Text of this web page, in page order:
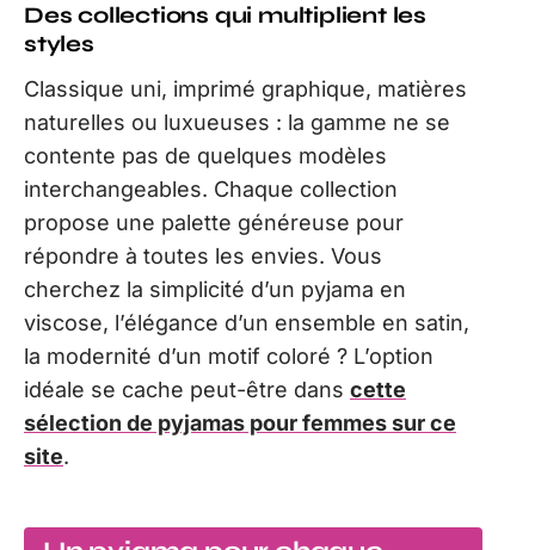
Des collections qui multiplient les
styles
Classique uni, imprimé graphique, matières
naturelles ou luxueuses : la gamme ne se
contente pas de quelques modèles
interchangeables. Chaque collection
propose une palette généreuse pour
répondre à toutes les envies. Vous
cherchez la simplicité d’un pyjama en
viscose, l’élégance d’un ensemble en satin,
la modernité d’un motif coloré ? L’option
idéale se cache peut-être dans cette
sélection de pyjamas pour femmes sur ce
site.